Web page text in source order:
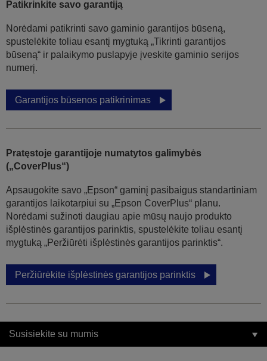
Patikrinkite savo garantiją
Norėdami patikrinti savo gaminio garantijos būseną,
spustelėkite toliau esantį mygtuką „Tikrinti garantijos
būseną“ ir palaikymo puslapyje įveskite gaminio serijos
numerį.
Garantijos būsenos patikrinimas
Pratęstoje garantijoje numatytos galimybės
(„CoverPlus“)
Apsaugokite savo „Epson“ gaminį pasibaigus standartiniam
garantijos laikotarpiui su „Epson CoverPlus“ planu.
Norėdami sužinoti daugiau apie mūsų naujo produkto
išplėstinės garantijos parinktis, spustelėkite toliau esantį
mygtuką „Peržiūrėti išplėstinės garantijos parinktis“.
Peržiūrėkite išplėstinės garantijos parinktis
Susisiekite su mumis